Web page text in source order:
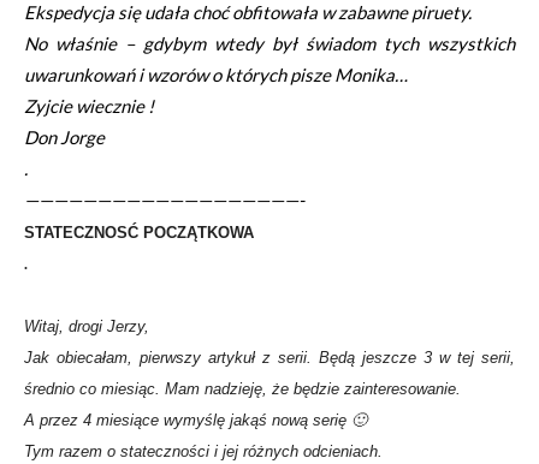
Ekspedycja się udała choć obfitowała w zabawne piruety.
No właśnie – gdybym wtedy był świadom tych wszystkich
uwarunkowań i wzorów o których pisze Monika…
Zyjcie wiecznie !
Don Jorge
.
———————————————————-
STATECZNOSĆ POCZĄTKOWA
.
Witaj, drogi Jerzy,
Jak obiecałam, pierwszy artykuł z serii. Będą jeszcze 3 w tej serii,
średnio co miesiąc. Mam nadzieję, że będzie zainteresowanie.
A przez 4 miesiące wymyślę jakąś nową serię 🙂
Tym razem o stateczności i jej różnych odcieniach.